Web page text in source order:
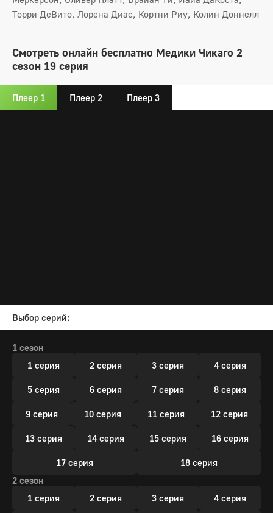
Торри ДеВито, Лорена Диас, Кортни Риу, Колин Доннелл
Смотреть онлайн бесплатно Медики Чикаго 2
сезон 19 серия
Плеер 1 Плеер 2 Плеер 3
Выбор серий:
1 сезон
1 серия
2 серия 3 серия 4 серия
5 серия 6 серия 7 серия 8 серия
9 серия 10 серия 11 серия 12 серия
13 серия 14 серия 15 серия 16 серия
17 серия
18 серия
2 сезон
1 серия
2 серия 3 серия 4 серия